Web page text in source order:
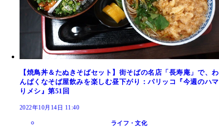
【焼鳥丼＆たぬきそばセット】街そばの名店「長寿庵」で、わ
んぱくなそば屋飲みを楽しむ昼下がり：パリッコ『今週のハマ
りメシ』第51回
2022年10月14日 11:40
ライフ・文化